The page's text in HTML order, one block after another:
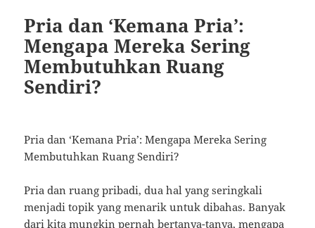
Pria dan ‘Kemana Pria’:
Mengapa Mereka Sering
Membutuhkan Ruang
Sendiri?
Pria dan ‘Kemana Pria’: Mengapa Mereka Sering
Membutuhkan Ruang Sendiri?
Pria dan ruang pribadi, dua hal yang seringkali
menjadi topik yang menarik untuk dibahas. Banyak
dari kita mungkin pernah bertanya-tanya, mengapa